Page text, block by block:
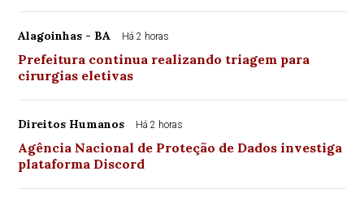
Alagoinhas - BA Há 2 horas
Prefeitura continua realizando triagem para
cirurgias eletivas
Direitos Humanos Há 2 horas
Agência Nacional de Proteção de Dados investiga
plataforma Discord